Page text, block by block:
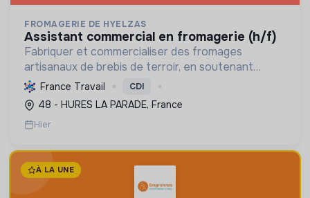
FROMAGERIE DE HYELZAS
assistant commercial en fromagerie (h/f)
Fabriquer et commercialiser des fromages
artisanaux de brebis de terroir, en soutenant
l'agriculture locale et biologique, et en promouvant
un modèle économique et social équitable.
France Travail CDI
48 - HURES LA PARADE, France
Hier
À LA UNE